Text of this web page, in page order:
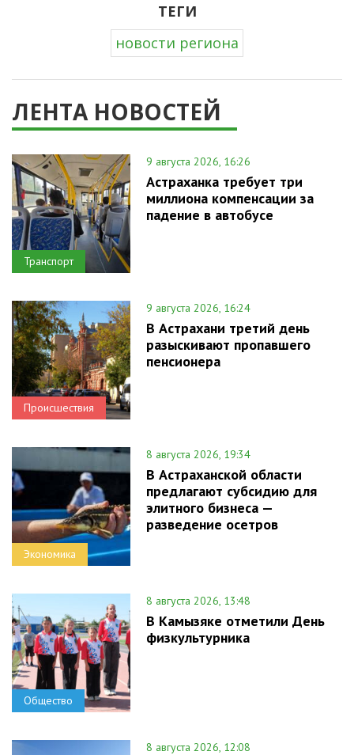
ТЕГИ
новости региона
ЛЕНТА НОВОСТЕЙ
Транспорт
9 августа 2026, 16:26
Астраханка требует три
миллиона компенсации за
падение в автобусе
Происшествия
9 августа 2026, 16:24
В Астрахани третий день
разыскивают пропавшего
пенсионера
Экономика
8 августа 2026, 19:34
В Астраханской области
предлагают субсидию для
элитного бизнеса —
разведение осетров
Общество
8 августа 2026, 13:48
В Камызяке отметили День
физкультурника
8 августа 2026, 12:08